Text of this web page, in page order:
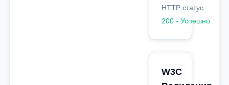
HTTP статус
200 - Успешно
W3C